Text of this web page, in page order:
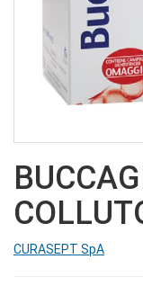
CURASEPT SpA